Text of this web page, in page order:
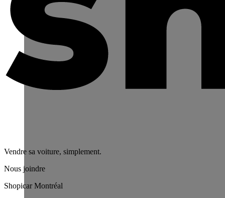
Vendre sa voiture, simplement.
Nous joindre
Shopicar Montréal